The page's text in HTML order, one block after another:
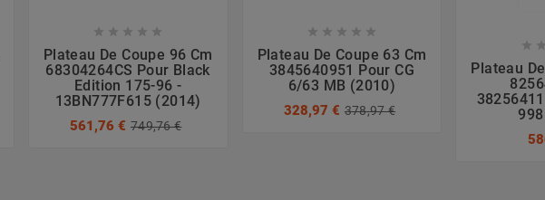
    
Plateau De Coupe 96 Cm
68304264CS Pour Black
Edition 175-96 -
13BN777F615 (2014)
561,76 € 749,76 €
    
Plateau De Coupe 63 Cm
3845640951 Pour CG
6/63 MB (2010)
328,97 € 378,97 €
 
Plateau